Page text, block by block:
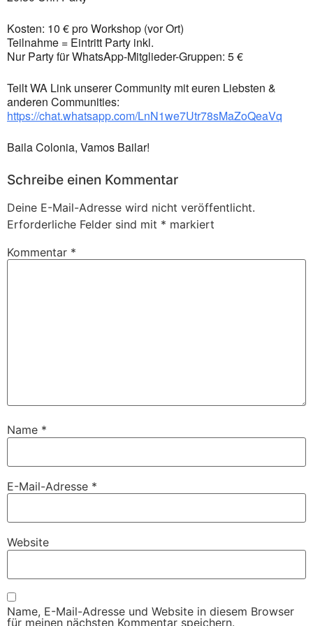
Kosten: 10 € pro Workshop (vor Ort)
Teilnahme = Eintritt Party inkl.
Nur Party für WhatsApp-Mitglieder-Gruppen: 5 €
Teilt WA Link unserer Community mit euren Liebsten &
anderen Communities:
https://chat.whatsapp.com/LnN1we7Utr78sMaZoQeaVq
Baila Colonia, Vamos Bailar!
Schreibe einen Kommentar
Deine E-Mail-Adresse wird nicht veröffentlicht.
Erforderliche Felder sind mit * markiert
Kommentar *
Name *
E-Mail-Adresse *
Website
Name, E-Mail-Adresse und Website in diesem Browser
für meinen nächsten Kommentar speichern.